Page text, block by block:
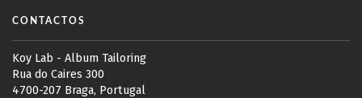
CONTACTOS
Koy Lab - Album Tailoring
Rua do Caires 300
4700-207 Braga, Portugal